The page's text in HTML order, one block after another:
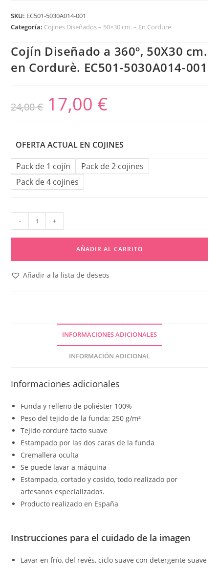
SKU: EC501-5030A014-001
Categoría: Cojines Diseñados – 50×30 cm. – En Cordure
Cojín Diseñado a 360º, 50X30 cm.
en Cordurè. EC501-5030A014-001
24,00€ 17,00 €
OFERTA ACTUAL EN COJINES
Pack de 1 cojín
Pack de 2 cojines
Pack de 4 cojines
- +
AÑADIR AL CARRITO
Añadir a la lista de deseos
INFORMACIONES ADICIONALES
INFORMACIÓN ADICIONAL
Informaciones adicionales
Funda y relleno de poliéster 100%
Peso del tejido de la funda: 250 g/m²
Tejido cordurè tacto suave
Estampado por las dos caras de la funda
Cremallera oculta
Se puede lavar a máquina
Estampado, cortado y cosido, todo realizado por
artesanos especializados.
Producto realizado en España
Instrucciones para el cuidado de la imagen
Lavar en frío, del revés, ciclo suave con detergente suave